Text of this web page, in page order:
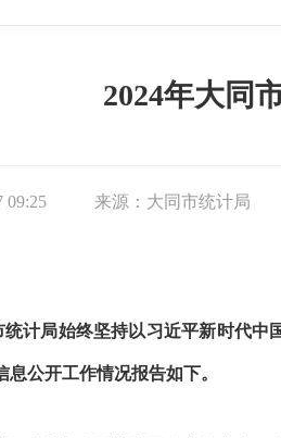
2024年大同
09:25 来源： 大同市统计局
统计局始终坚持以习近平新时代
公开工作情况报告如下。